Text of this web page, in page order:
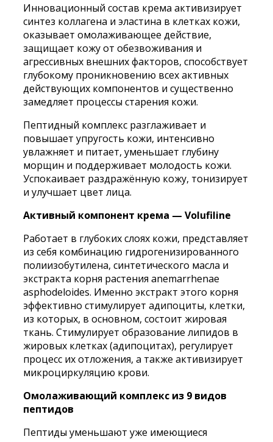
Инновационный состав крема активизирует
синтез коллагена и эластина в клетках кожи,
оказывает омолаживающее действие,
защищает кожу от обезвоживания и
агрессивных внешних факторов, способствует
глубокому проникновению всех активных
действующих компонентов и существенно
замедляет процессы старения кожи.
Пептидный комплекс разглаживает и
повышает упругость кожи, интенсивно
увлажняет и питает, уменьшает глубину
морщин и поддерживает молодость кожи.
Успокаивает раздражённую кожу, тонизирует
и улучшает цвет лица.
Активный компонент крема — Volufiline
Работает в глубоких слоях кожи, представляет
из себя комбинацию гидрогенизированного
полиизобутилена, синтетического масла и
экстракта корня растения anemarrhenae
asphodeloides. Именно экстракт этого корня
эффективно стимулирует адипоциты, клетки,
из которых, в основном, состоит жировая
ткань. Стимулирует образование липидов в
жировых клетках (адипоцитах), регулирует
процесс их отложения, а также активизирует
микроциркуляцию крови.
Омолаживающий комплекс из 9 видов
пептидов
Пептиды уменьшают уже имеющиеся